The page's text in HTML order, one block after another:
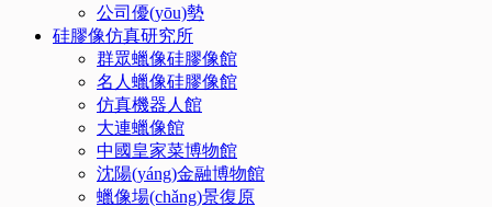
公司優(yōu)勢
硅膠像仿真研究所
群眾蠟像硅膠像館
名人蠟像硅膠像館
仿真機器人館
大連蠟像館
中國皇家菜博物館
沈陽(yáng)金融博物館
蠟像場(chǎng)景復原